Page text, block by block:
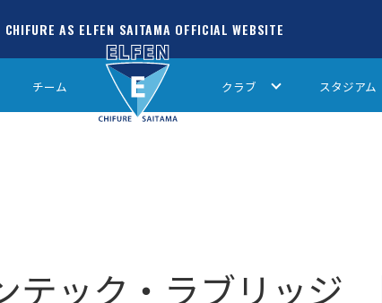
CHIFURE AS ELFEN SAITAMA OFFICIAL WEBSITE
チーム クラブ スタジアム
テック・ラブリッジ